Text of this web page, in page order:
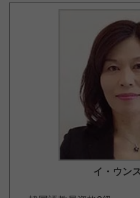
イ・ウン